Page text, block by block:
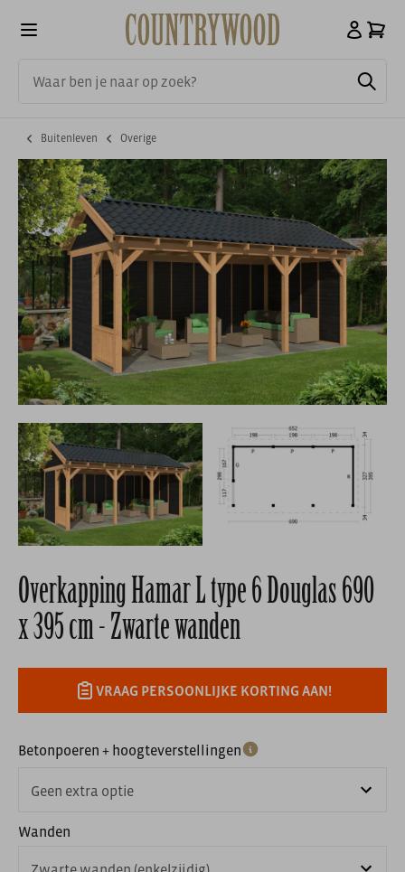
Buitenleven Overige
Overkapping Hamar L type 6 Douglas 690
x 395 cm - Zwarte wanden
VRAAG PERSOONLIJKE KORTING AAN!
Betonpoeren + hoogteverstellingen
Geen extra optie
Wanden